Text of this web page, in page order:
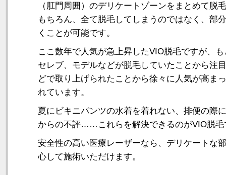
（肛門周囲）のデリケートゾーンをまとめて脱
もちろん、全て脱毛してしまうのではなく、部
くことが可能です。
ここ数年で人気が急上昇したVIO脱毛ですが、
セレブ、モデルなどが脱毛していたことから注
どで取り上げられたことから徐々に人気が高ま
れています。
夏にビキニパンツの水着を着れない、排便の際
からの不評……これらを解決できるのがVIO脱毛
安全性の高い医療レーザーなら、デリケートな
心して施術いただけます。